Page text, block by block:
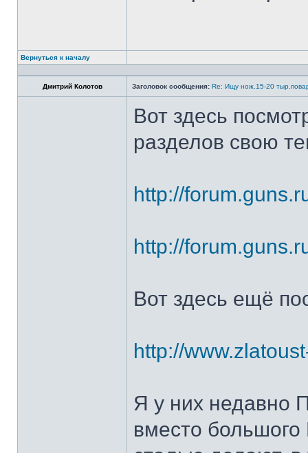
Вернуться к началу
Дмитрий Колотов Заголовок сообщения: Re: Ищу нож.15-20
Вот здесь
разделов свою
http://
http://
Вот здесь ещё
http://
Я у них недавно
вместо